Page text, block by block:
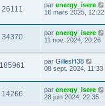
26111 par energy_isere
16 mars 2025, 12:22
34370 par energy_isere
11 nov. 2024, 20:26
185961 par GillesH38
08 sept. 2024, 11:33
14266 par energy_isere
28 juin 2024, 22:35